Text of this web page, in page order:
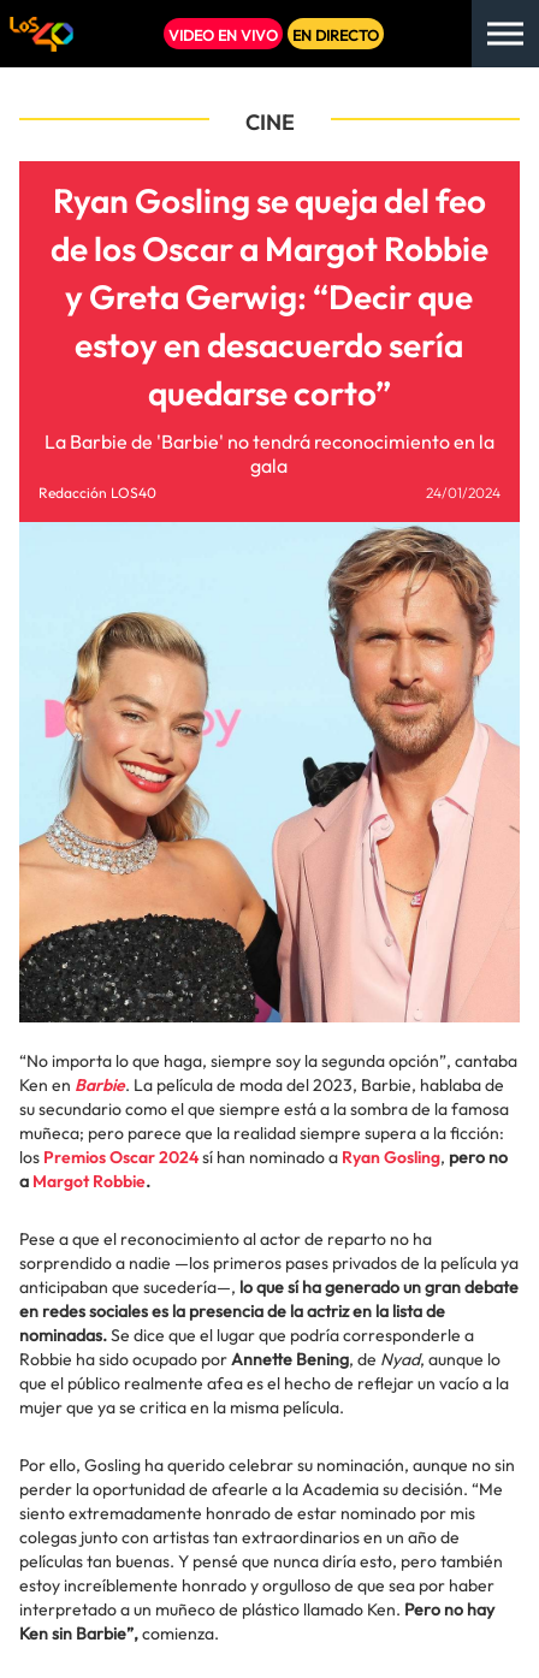
VIDEO EN VIVO EN DIRECTO
CINE
Ryan Gosling se queja del feo
de los Oscar a Margot Robbie
y Greta Gerwig: “Decir que
estoy en desacuerdo sería
quedarse corto”
La Barbie de 'Barbie' no tendrá reconocimiento en la
gala
Redacción LOS40 24/01/2024
“No importa lo que haga, siempre soy la segunda opción”, cantaba
Ken en Barbie. La película de moda del 2023, Barbie, hablaba de
su secundario como el que siempre está a la sombra de la famosa
muñeca; pero parece que la realidad siempre supera a la ficción:
los Premios Oscar 2024sí han nominado a Ryan Gosling, pero no
a Margot Robbie.
Pese a que el reconocimiento al actor de reparto no ha
sorprendido a nadie —los primeros pases privados de la película ya
anticipaban que sucedería—, lo que sí ha generado un gran debate
en redes sociales es la presencia de la actriz en la lista de
nominadas.Se dice que el lugar que podría corresponderle a
Robbie ha sido ocupado porAnnette Bening, de Nyad, aunque lo
que el público realmente afea es el hecho de reflejar un vacío a la
mujer que ya se critica en la misma película.
Por ello, Gosling ha querido celebrar su nominación, aunque no sin
perder la oportunidad de afearle a la Academia su decisión. “Me
siento extremadamente honrado de estar nominado por mis
colegas junto con artistas tan extraordinarios en un año de
películas tan buenas. Y pensé que nunca diría esto, pero también
estoy increíblemente honrado y orgulloso de que sea por haber
interpretado a un muñeco de plástico llamado Ken. Pero no hay
Ken sin Barbie”,comienza.